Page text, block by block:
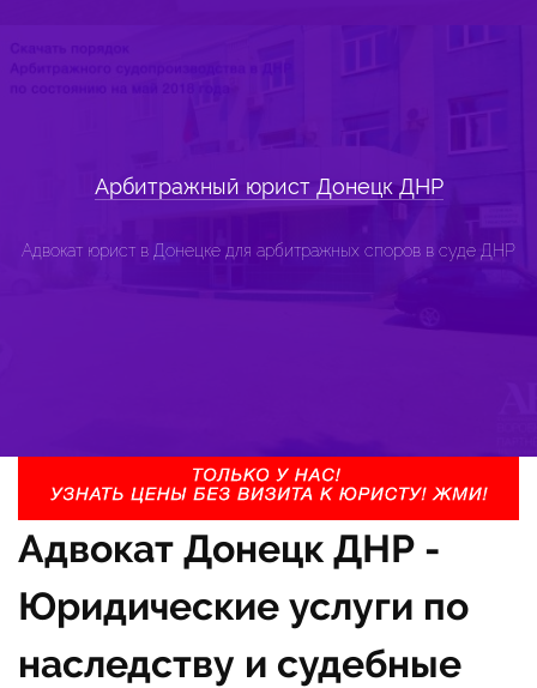
Арбитражный юрист Донецк ДНР
Адвокат юрист в Донецке для арбитражных споров в суде ДНР
Адвокат Донецк ДНР -
Юридические услуги по
наследству и судебные